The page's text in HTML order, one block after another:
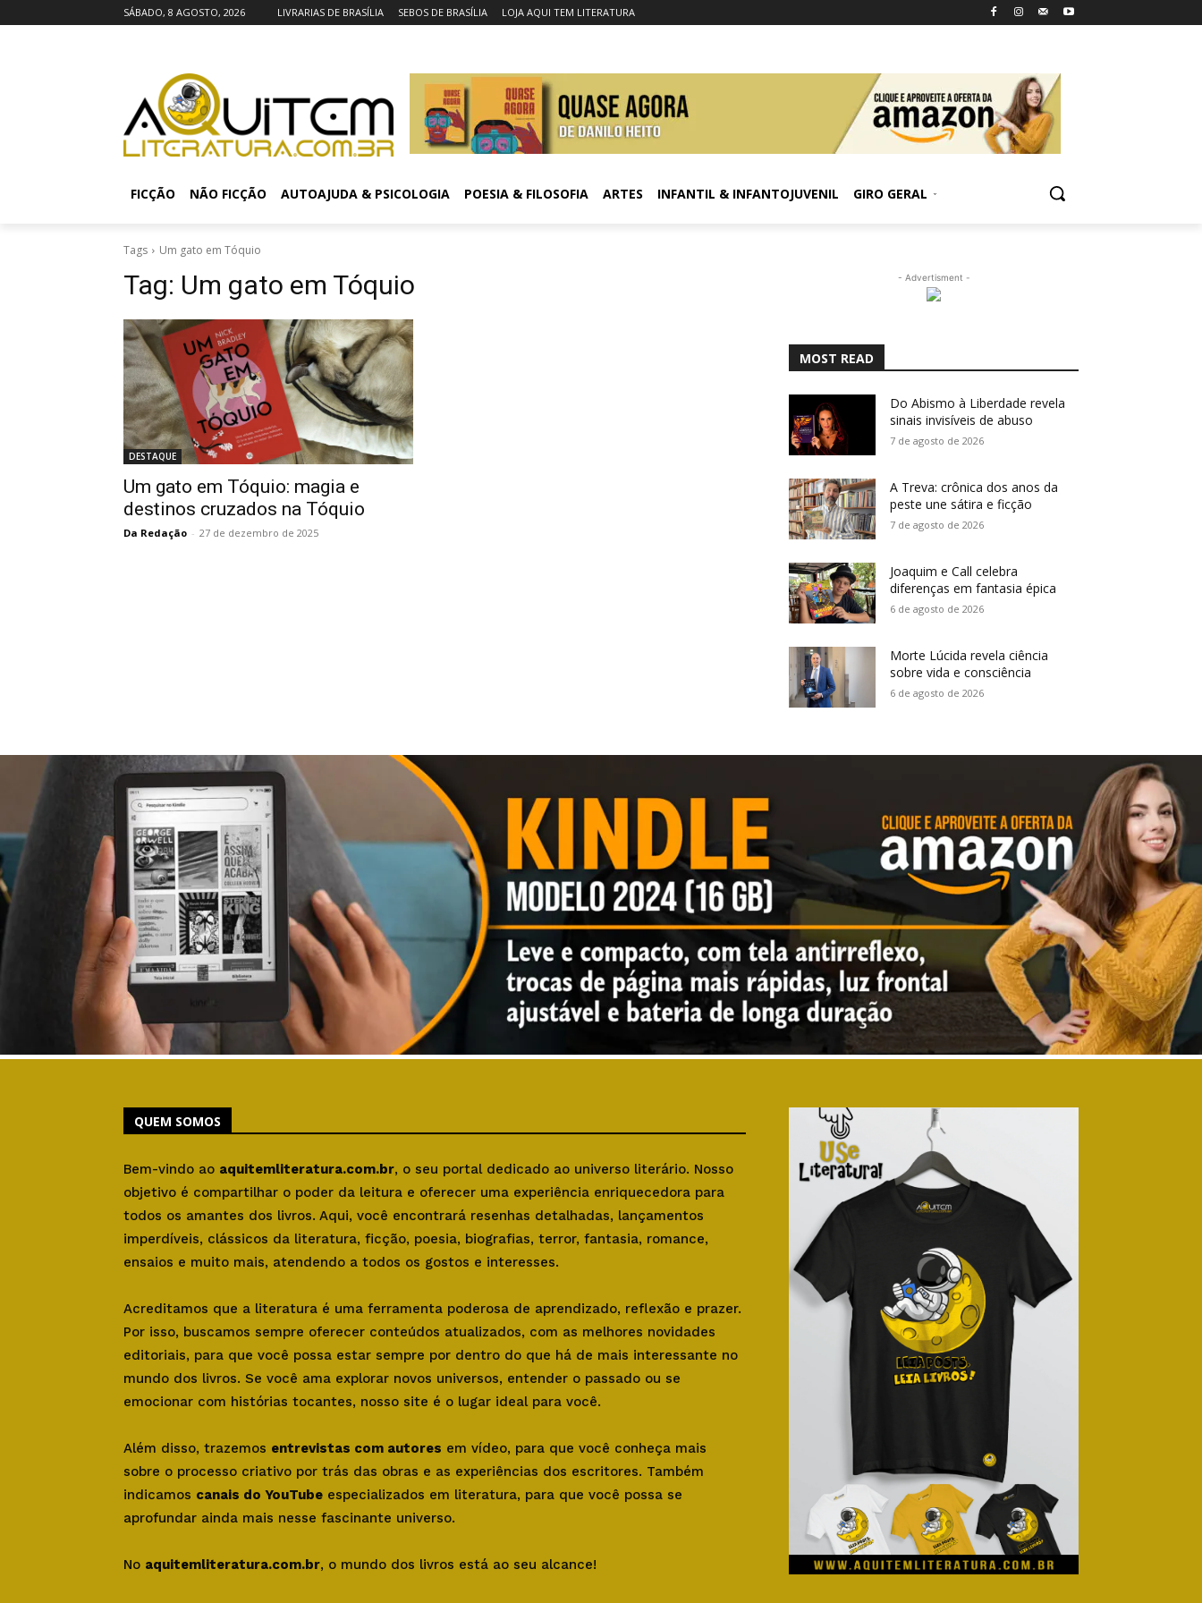
SÁBADO, 8 AGOSTO, 2026 LIVRARIAS DE BRASÍLIA SEBOS DE BRASÍLIA LOJA AQUI TEM LITERATURA
FICÇÃO NÃO FICÇÃO AUTOAJUDA & PSICOLOGIA POESIA & FILOSOFIA ARTES INFANTIL & INFANTOJUVENIL GIRO GERAL
Tags Um gato em Tóquio
Tag: Um gato em Tóquio
DESTAQUE
Um gato em Tóquio: magia e
destinos cruzados na Tóquio
Da Redação - 27 de dezembro de 2025
- Advertisment -
MOST READ
Do Abismo à Liberdade revela
sinais invisíveis de abuso
7 de agosto de 2026
A Treva: crônica dos anos da
peste une sátira e ficção
7 de agosto de 2026
Joaquim e Call celebra
diferenças em fantasia épica
6 de agosto de 2026
Morte Lúcida revela ciência
sobre vida e consciência
6 de agosto de 2026
QUEM SOMOS
Bem-vindo ao aquitemliteratura.com.br, o seu portal dedicado ao universo literário. Nosso
objetivo é compartilhar o poder da leitura e oferecer uma experiência enriquecedora para
todos os amantes dos livros. Aqui, você encontrará resenhas detalhadas, lançamentos
imperdíveis, clássicos da literatura, ficção, poesia, biografias, terror, fantasia, romance,
ensaios e muito mais, atendendo a todos os gostos e interesses.
Acreditamos que a literatura é uma ferramenta poderosa de aprendizado, reflexão e prazer.
Por isso, buscamos sempre oferecer conteúdos atualizados, com as melhores novidades
editoriais, para que você possa estar sempre por dentro do que há de mais interessante no
mundo dos livros. Se você ama explorar novos universos, entender o passado ou se
emocionar com histórias tocantes, nosso site é o lugar ideal para você.
Além disso, trazemos entrevistas com autores em vídeo, para que você conheça mais
sobre o processo criativo por trás das obras e as experiências dos escritores. Também
indicamos canais do YouTube especializados em literatura, para que você possa se
aprofundar ainda mais nesse fascinante universo.
No aquitemliteratura.com.br, o mundo dos livros está ao seu alcance!